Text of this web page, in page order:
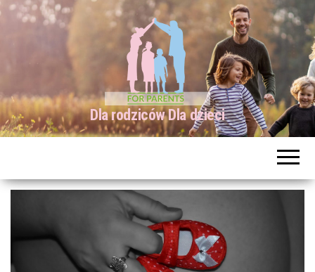
Dla rodziców Dla dzieci